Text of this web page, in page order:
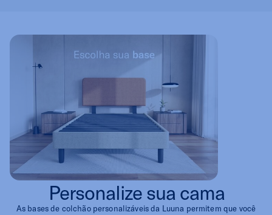
Personalize sua cama
As bases de colchão personalizáveis ​da Luuna permitem que você
@Vicvaitatto
Colchão Luuna One, é maravilhoso, nunca
tinha descansado tão bem. @luunasleepbr
10:37 AM Jan 22, 2025